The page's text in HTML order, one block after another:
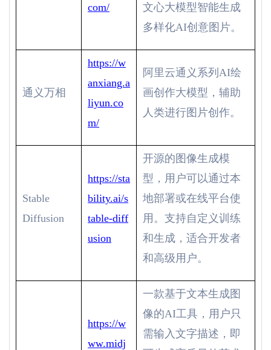
com/
文心大模型智能生成
多样化AI创意图片。
通义万相
https://w
anxiang.a
liyun.co
m/
阿里云通义系列 AI绘
画创作大模型，辅助
人类进行图片创作。
Stable
Diffusion
https://sta
bility.ai/s
table-diff
usion
开源的图像生成模
型，用户可以通过本
地部署或在线平台使
用。支持自定义训练
和生成，适合开发者
和高级用户。
https://w
ww.midj
一款基于文本生成图
像的AI工具，用户只
需输入文字描述，即